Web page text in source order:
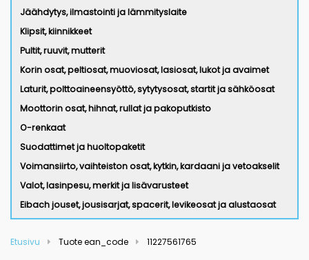
Jäähdytys, ilmastointi ja lämmityslaite
Klipsit, kiinnikkeet
Pultit, ruuvit, mutterit
Korin osat, peltiosat, muoviosat, lasiosat, lukot ja avaimet
Laturit, polttoaineensyöttö, sytytysosat, startit ja sähköosat
Moottorin osat, hihnat, rullat ja pakoputkisto
O-renkaat
Suodattimet ja huoltopaketit
Voimansiirto, vaihteiston osat, kytkin, kardaani ja vetoakselit
Valot, lasinpesu, merkit ja lisävarusteet
Eibach jouset, jousisarjat, spacerit, levikeosat ja alustaosat
Etusivu Tuote ean_code 11227561765